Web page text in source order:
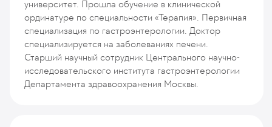
университет. Прошла обучение в клинической
ординатуре по специальности «Терапия». Первичная
специализация по гастроэнтерологии. Доктор
специализируется на заболеваниях печени.
Старший научный сотрудник Центрального научно-
исследовательского института гастроэнтерологии
Департамента здравоохранения Москвы.